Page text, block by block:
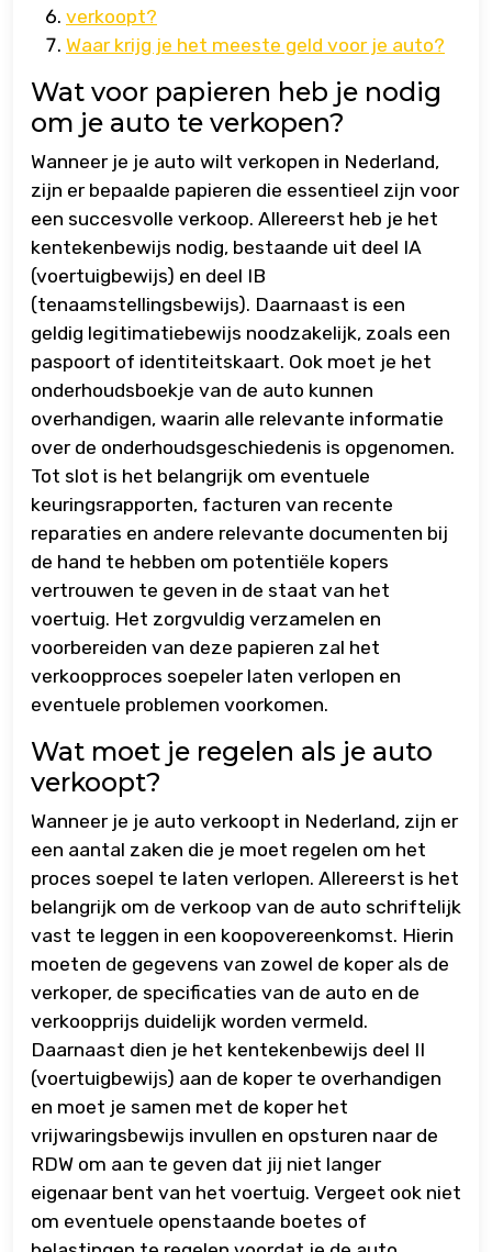
verkoopt?
Waar krijg je het meeste geld voor je auto?
Wat voor papieren heb je nodig
om je auto te verkopen?
Wanneer je je auto wilt verkopen in Nederland,
zijn er bepaalde papieren die essentieel zijn voor
een succesvolle verkoop. Allereerst heb je het
kentekenbewijs nodig, bestaande uit deel IA
(voertuigbewijs) en deel IB
(tenaamstellingsbewijs). Daarnaast is een
geldig legitimatiebewijs noodzakelijk, zoals een
paspoort of identiteitskaart. Ook moet je het
onderhoudsboekje van de auto kunnen
overhandigen, waarin alle relevante informatie
over de onderhoudsgeschiedenis is opgenomen.
Tot slot is het belangrijk om eventuele
keuringsrapporten, facturen van recente
reparaties en andere relevante documenten bij
de hand te hebben om potentiële kopers
vertrouwen te geven in de staat van het
voertuig. Het zorgvuldig verzamelen en
voorbereiden van deze papieren zal het
verkoopproces soepeler laten verlopen en
eventuele problemen voorkomen.
Wat moet je regelen als je auto
verkoopt?
Wanneer je je auto verkoopt in Nederland, zijn er
een aantal zaken die je moet regelen om het
proces soepel te laten verlopen. Allereerst is het
belangrijk om de verkoop van de auto schriftelijk
vast te leggen in een koopovereenkomst. Hierin
moeten de gegevens van zowel de koper als de
verkoper, de specificaties van de auto en de
verkoopprijs duidelijk worden vermeld.
Daarnaast dien je het kentekenbewijs deel II
(voertuigbewijs) aan de koper te overhandigen
en moet je samen met de koper het
vrijwaringsbewijs invullen en opsturen naar de
RDW om aan te geven dat jij niet langer
eigenaar bent van het voertuig. Vergeet ook niet
om eventuele openstaande boetes of